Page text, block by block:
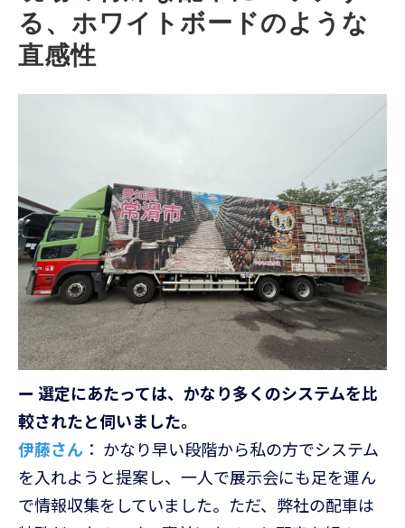
る、ホワイトボードのような
直感性
ー 選定にあたっては、かなり多くのシステムを比
較されたと伺いました。
伊藤さん ： かなり早い段階から私の方でシステム
を入れようと提案し、一人で展示会にも足を運ん
で情報収集をしていました。ただ、弊社の配車は